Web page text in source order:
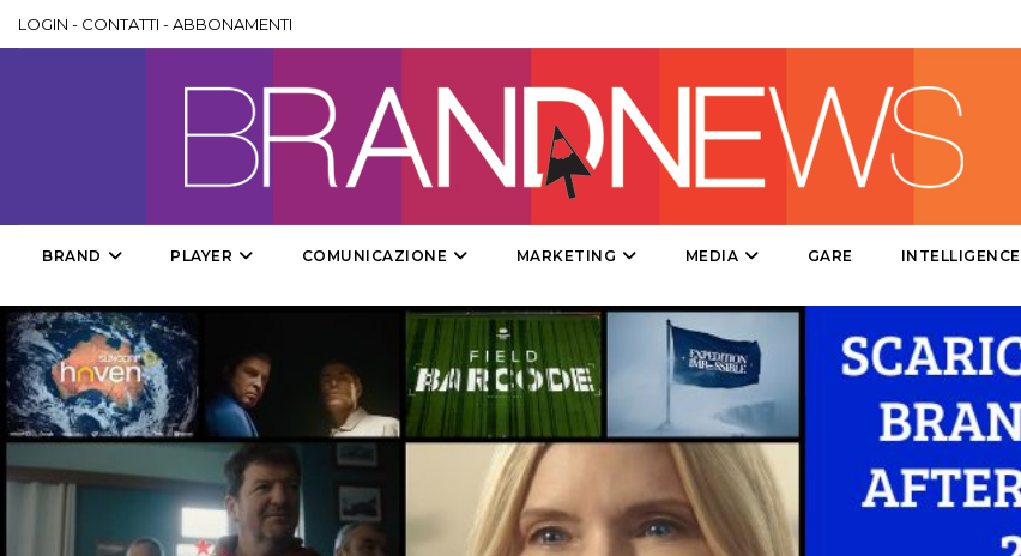
TV
PREVISIONI/SCENARI
CASE HISTORY
LOGIN - CONTATTI -ABBONAMENTI
BRAND PLAYER COMUNICAZIONE MARKETING MEDIA GARE INTELLIGENCE